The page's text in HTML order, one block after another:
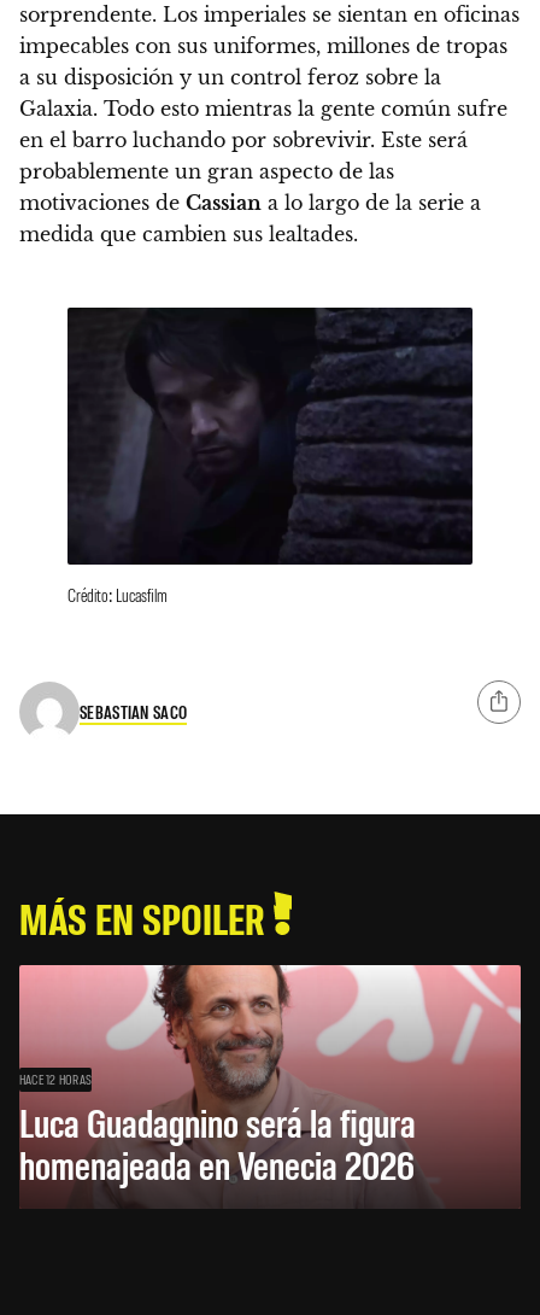
sorprendente. Los imperiales se sientan en oficinas
impecables con sus uniformes, millones de tropas
a su disposición y un control feroz sobre la
Galaxia. Todo esto mientras la gente común sufre
en el barro luchando por sobrevivir. Este será
probablemente un gran aspecto de las
motivaciones de Cassian a lo largo de la serie a
medida que cambien sus lealtades.
Crédito: Lucasfilm
SEBASTIAN SACO
MÁS EN SPOILER
HACE 12 HORAS
Luca Guadagnino será la figura
homenajeada en Venecia 2026